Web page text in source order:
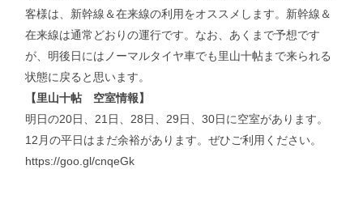
客様は、新幹線＆在来線の利用をオススメします。新幹線＆
在来線は通常どおりの運行です。なお、あくまで予想です
が、明後日にはノーマルタイヤ車でも里山十帖まで来られる
状態に戻ると思います。
【里山十帖 空室情報】
明日の20日、21日、28日、29日、30日に空室があります。
12月の平日はまだ余裕があります。ぜひご利用ください。
https://goo.gl/cnqeGk